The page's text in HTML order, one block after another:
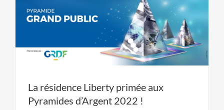
La résidence Liberty primée aux
Pyramides d’Argent 2022 !